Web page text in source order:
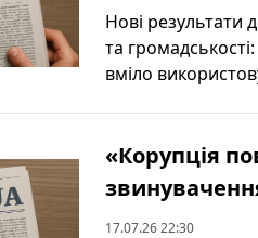
Нові результати
та
вміло
«Корупція
17.07.26 22:30